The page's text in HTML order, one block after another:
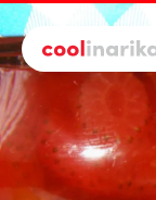
Preskoči na glavni